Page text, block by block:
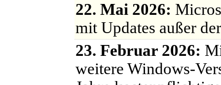
22. Mai 2026:
mit Updates außer
23. Februar 2026:
weitere Windows-